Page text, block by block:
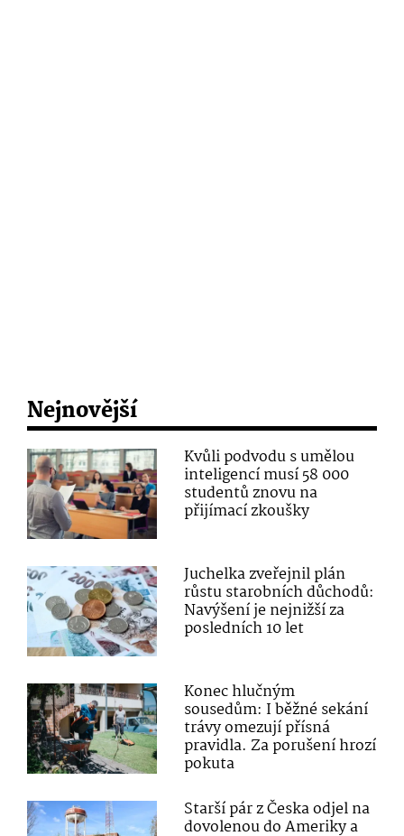
Nejnovější
Kvůli podvodu s umělou
inteligencí musí 58 000
studentů znovu na
přijímací zkoušky
Juchelka zveřejnil plán
růstu starobních důchodů:
Navýšení je nejnižší za
posledních 10 let
Konec hlučným
sousedům: I běžné sekání
trávy omezují přísná
pravidla. Za porušení hrozí
pokuta
Starší pár z Česka odjel na
dovolenou do Ameriky a